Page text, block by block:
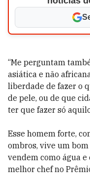
“Me perguntam
asiática e não
liberdade de fazer o
de pele, ou de que
ter que fazer só
Esse homem forte,
ombros, vive um
vendem como água
melhor chef no